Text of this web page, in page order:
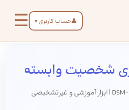
👤حساب کاربری ▼
☰
شخصیت وابسته